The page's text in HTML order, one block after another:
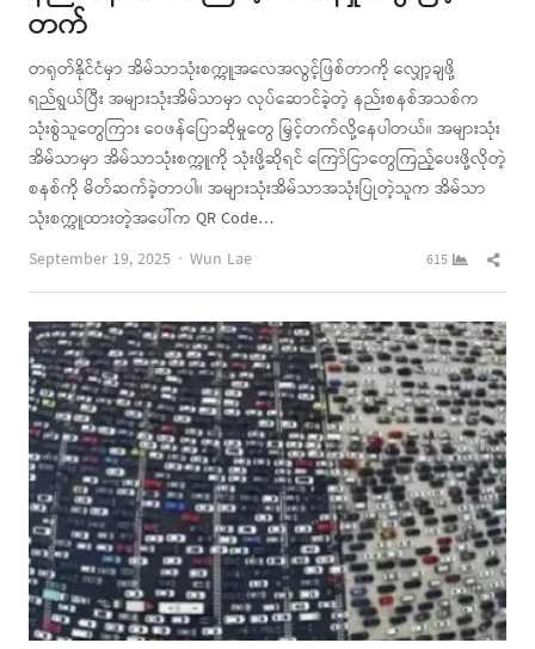
တက်
တရုတ်နိုင်ငံမှာ အိမ်သာသုံးစက္ကူအလေအလွင့်ဖြစ်တာကို လျှော့ချဖို့
ရည်ရွယ်ပြီး အများသုံးအိမ်သာမှာ လုပ်ဆောင်ခဲ့တဲ့ နည်းစနစ်အသစ်က
သုံးစွဲသူတွေကြား ဝေဖန်ပြောဆိုမှုတွေ မြှင့်တက်လို့နေပါတယ်။ အများသုံး
အိမ်သာမှာ အိမ်သာသုံးစက္ကူကို သုံးဖို့ဆိုရင် ကြော်ငြာတွေကြည့်ပေးဖို့လိုတဲ့
စနစ်ကို မိတ်ဆက်ခဲ့တာပါ။ အများသုံးအိမ်သာအသုံးပြုတဲ့သူက အိမ်သာ
သုံးစက္ကူထားတဲ့အပေါ်က QR Code…
September 19, 2025
Author
Wun Lae 615